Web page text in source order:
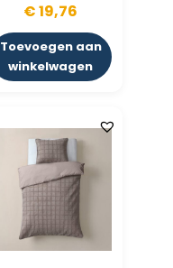
€19,76
Toevoegen aan
winkelwagen